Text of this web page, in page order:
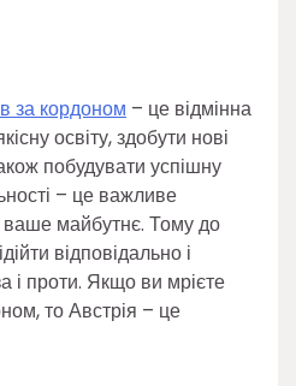
за кордоном – це відмінна
освіту, здобути нові
побудувати успішну
– це важливе
ваше майбутнє. Тому до
відповідально і
і проти. Якщо ви мрієте
то Австрія – це